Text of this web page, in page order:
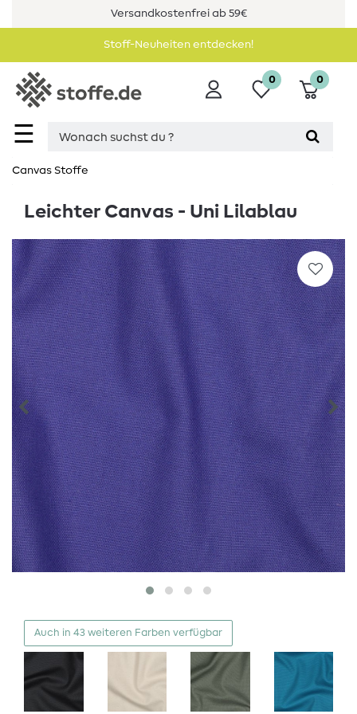
Versandkostenfrei ab 59€
Stoff-Neuheiten entdecken!
☰
0 0
Canvas Stoffe
Leichter Canvas - Uni Lilablau
Auch in 43 weiteren Farben verfügbar